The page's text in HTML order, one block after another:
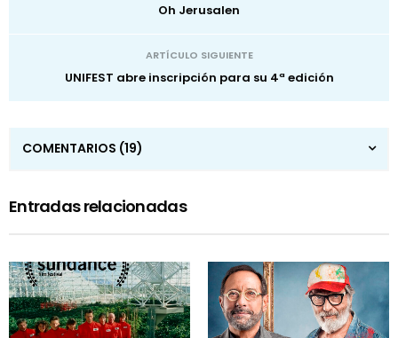
Oh Jerusalen
ARTÍCULO SIGUIENTE
UNIFEST abre inscripción para su 4ª edición
COMENTARIOS (19)
Entradas relacionadas